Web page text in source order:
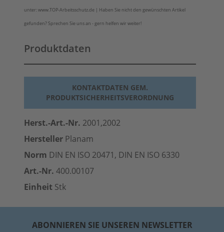
unter: www.TOP-Arbeitsschutz.de | Haben Sie nicht den gewünschten Artikel
gefunden? Sprechen Sie uns an - gern helfen wir weiter!
Produktdaten
KONTAKTDATEN GEM.
PRODUKTSICHERHEITSVERORDNUNG
Herst.-Art.-Nr. 2001,2002
Hersteller Planam
Norm DIN EN ISO 20471, DIN EN ISO 6330
Art.-Nr. 400.00107
Einheit Stk
ABONNIEREN SIE UNSEREN NEWSLETTER